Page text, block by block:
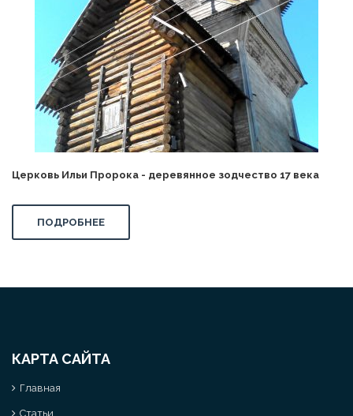
Церковь Ильи Пророка - деревянное зодчество 17 века
ПОДРОБНЕЕ
КАРТА САЙТА
Главная
Статьи